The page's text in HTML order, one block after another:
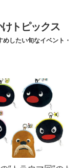
トピックス
したい旬なイベント・